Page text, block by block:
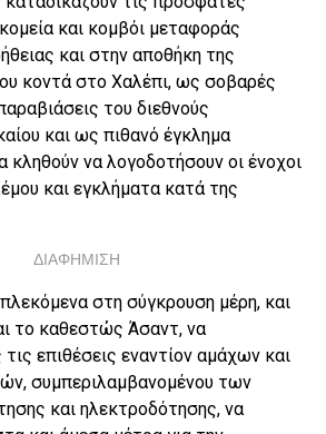
και κομβόι μεταφοράς
και στην αποθήκη της
κοντά στο Χαλέπι, ως σοβαρές
του διεθνούς
και ως πιθανό έγκλημα
κληθούν να λογοδοτήσουν οι ένοχοι
και εγκλήματα κατά της
ΔΙΑΦΗΜΙΣΗ
στη σύγκρουση μέρη, και
το καθεστώς Άσαντ, να
επιθέσεις εναντίον αμάχων και
συμπεριλαμβανομένου των
και ηλεκτροδότησης, να